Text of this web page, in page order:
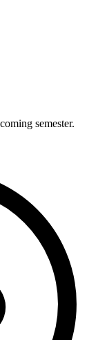
semester.